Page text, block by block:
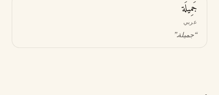
جَمِيلَة
عربي
“جميلة.”